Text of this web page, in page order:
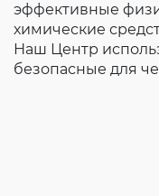
эффективные
химические
Наш Центр
безопасные для